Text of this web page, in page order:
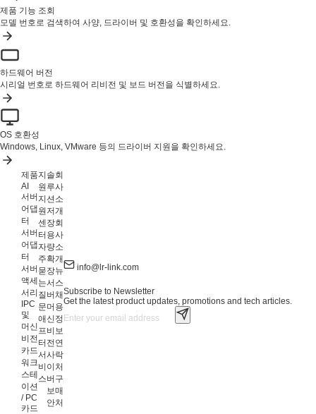
제품 기능 조회
모델 번호로 검색하여 사양, 드라이버 및 호환성을 확인하세요.
하드웨어 버전
시리얼 번호로 하드웨어 리비전 및 보드 버전을 식별하세요.
OS 호환성
Windows, Linux, VMware 등의 드라이버 지원을 확인하세요.
제품
AI
서버
어댑
터
서버
어댑
터
서버
액세
서리
IPC
및
머신
비전
카드
워크
스테
이션
/ PC
카드
지
원
지
원
센
터
자
주
묻
는
질
문
애
프
터
서
비
스
솔
루
션
저
장
용
량
확
장
서
버
머
신
비
전
사
이
버
보
안
회
사
소
개
회
사
소
개
뉴
스
채
용
정
보
연
락
처
구
매
처
info@lr-link.com
Subscribe to Newsletter
Get the latest product updates, promotions and tech articles.